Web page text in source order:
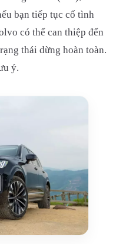
bạn tiếp tục cố tình
có thể can thiệp đến
thái dừng hoàn toàn.
ý.